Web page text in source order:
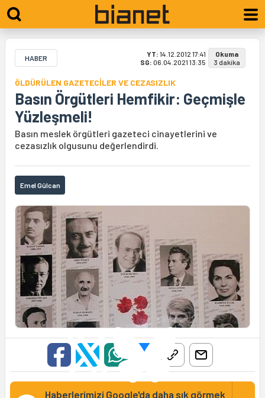
HABER YT: 14.12.2012 17:41
SG: 06.04.2021 13:35
Okuma
3 dakika
ÖLDÜRÜLEN GAZETECİLER VE CEZASIZLIK
Basın Örgütleri Hemfikir: Geçmişle
Yüzleşmeli!
Basın meslek örgütleri gazeteci cinayetlerini ve
cezasızlık olgusunu değerlendirdi.
Emel Gülcan
Haberlerimizi Google'da daha sık görmek